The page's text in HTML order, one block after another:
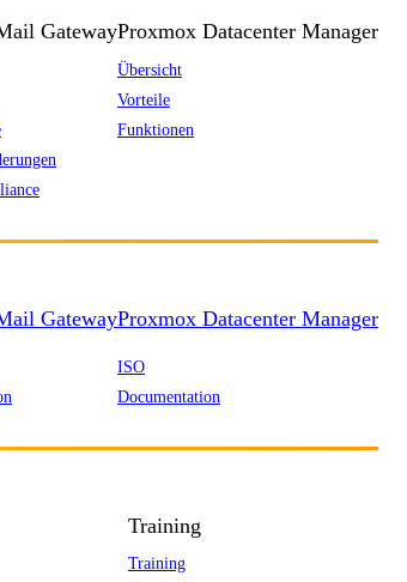
GatewayProxmox Datacenter Manager
Übersicht
Vorteile
Funktionen
GatewayProxmox Datacenter Manager
ISO
Documentation
Training
Training